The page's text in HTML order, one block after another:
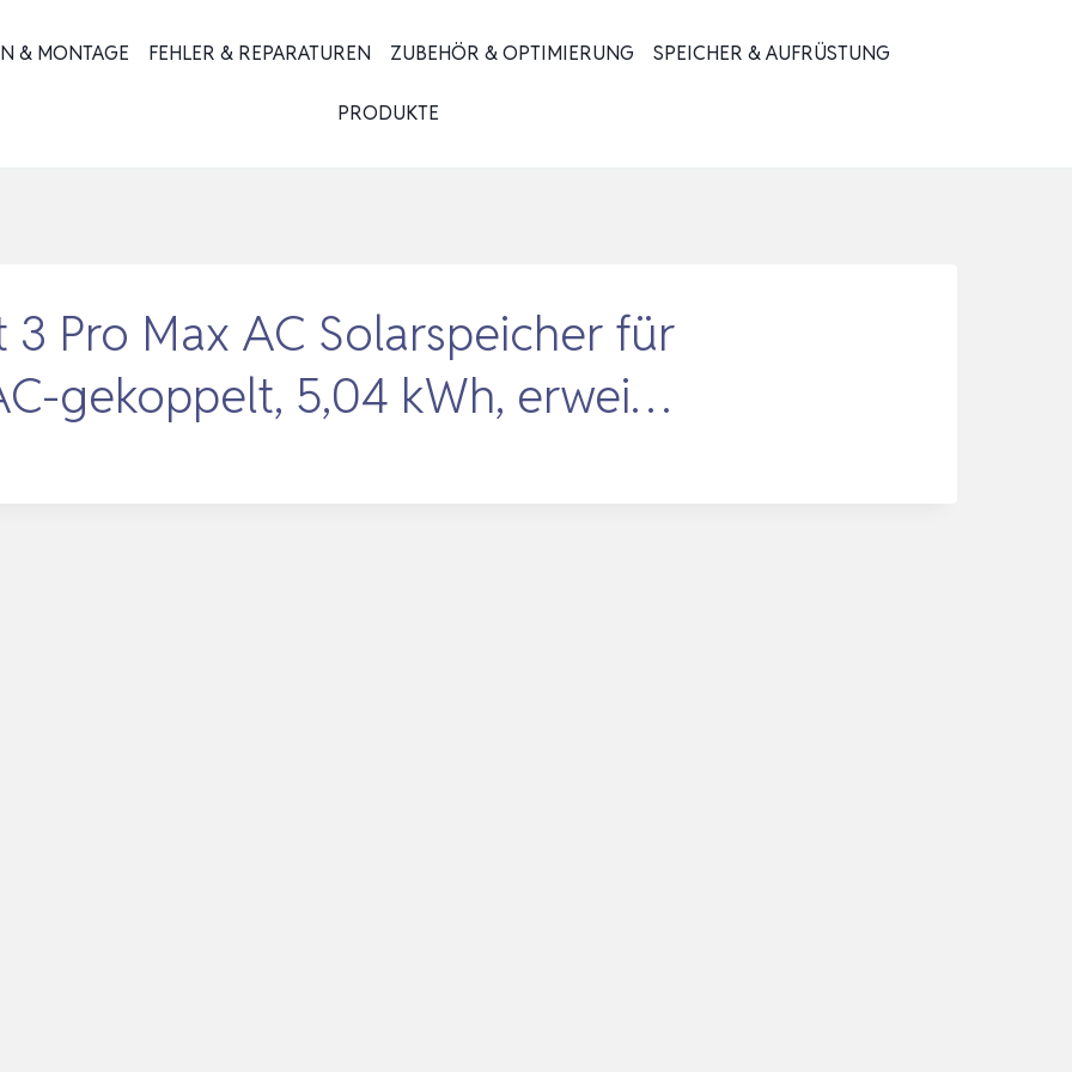
& MONTAGE FEHLER & REPARATUREN ZUBEHÖR & OPTIMIERUNG SPEICHER & AUFRÜSTUNG
PRODUKTE
Pro Max AC Solarspeicher für
gekoppelt, 5,04 kWh, erwei…